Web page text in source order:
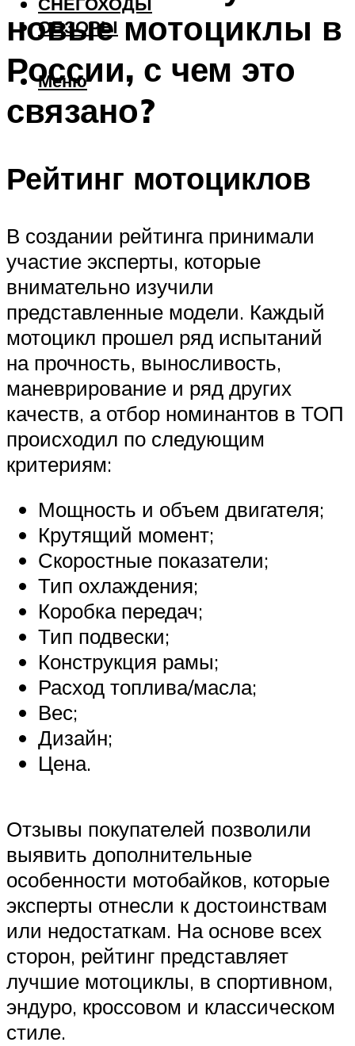
ОБЗОРЫ
Меню
новые мотоциклы в
России, с чем это
связано?
Рейтинг мотоциклов
В создании рейтинга принимали
участие эксперты, которые
внимательно изучили
представленные модели. Каждый
мотоцикл прошел ряд испытаний
на прочность, выносливость,
маневрирование и ряд других
качеств, а отбор номинантов в ТОП
происходил по следующим
критериям:
Мощность и объем двигателя;
Крутящий момент;
Скоростные показатели;
Тип охлаждения;
Коробка передач;
Тип подвески;
Конструкция рамы;
Расход топлива/масла;
Вес;
Дизайн;
Цена.
Отзывы покупателей позволили
выявить дополнительные
особенности мотобайков, которые
эксперты отнесли к достоинствам
или недостаткам. На основе всех
сторон, рейтинг представляет
лучшие мотоциклы, в спортивном,
эндуро, кроссовом и классическом
стиле.